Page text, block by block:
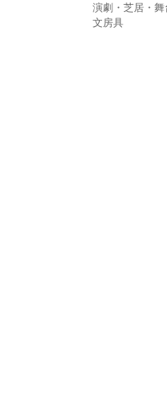
演劇・芝居・舞
文房具